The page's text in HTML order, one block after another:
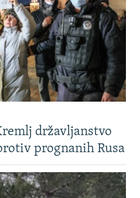
državljanstvo
prognanih Rusa